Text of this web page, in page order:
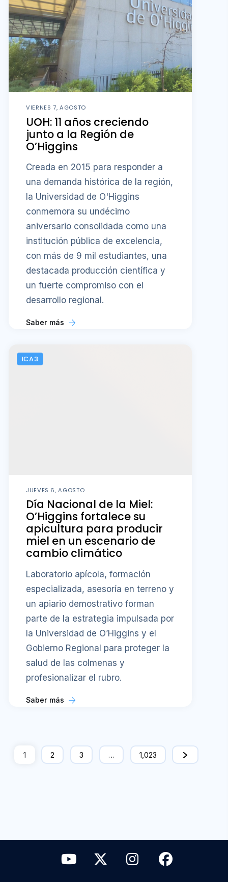
VIERNES 7, AGOSTO
UOH: 11 años creciendo
junto a la Región de
O’Higgins
Creada en 2015 para responder a
una demanda histórica de la región,
la Universidad de O'Higgins
conmemora su undécimo
aniversario consolidada como una
institución pública de excelencia,
con más de 9 mil estudiantes, una
destacada producción científica y
un fuerte compromiso con el
desarrollo regional.
Saber más
ICA3
JUEVES 6, AGOSTO
Día Nacional de la Miel:
O’Higgins fortalece su
apicultura para producir
miel en un escenario de
cambio climático
Laboratorio apícola, formación
especializada, asesoría en terreno y
un apiario demostrativo forman
parte de la estrategia impulsada por
la Universidad de O’Higgins y el
Gobierno Regional para proteger la
salud de las colmenas y
profesionalizar el rubro.
Saber más
1 2 3 … 1,023